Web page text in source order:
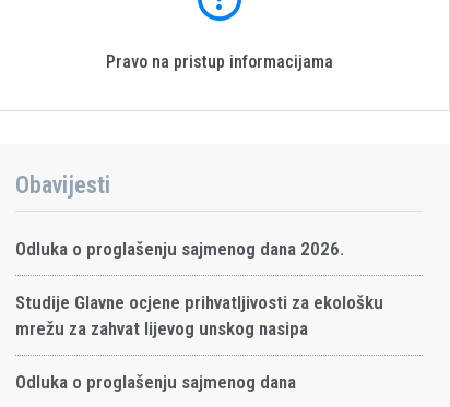
Pravo na pristup informacijama
Obavijesti
Odluka o proglašenju sajmenog dana 2026.
Studije Glavne ocjene prihvatljivosti za ekološku
mrežu za zahvat lijevog unskog nasipa
Odluka o proglašenju sajmenog dana